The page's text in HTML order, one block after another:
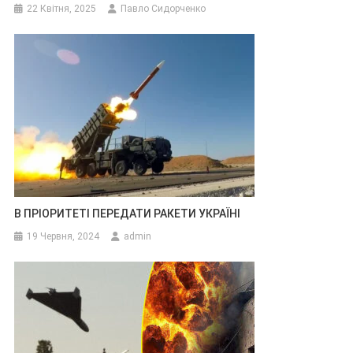
22 Квітня, 2025 Павло Сидорченко
В ПРІОРИТЕТІ ПЕРЕДАТИ РАКЕТИ УКРАЇНІ
19 Червня, 2024 admin